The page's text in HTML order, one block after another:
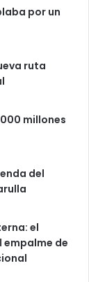
por un
ruta
millones
del
el
empalme de